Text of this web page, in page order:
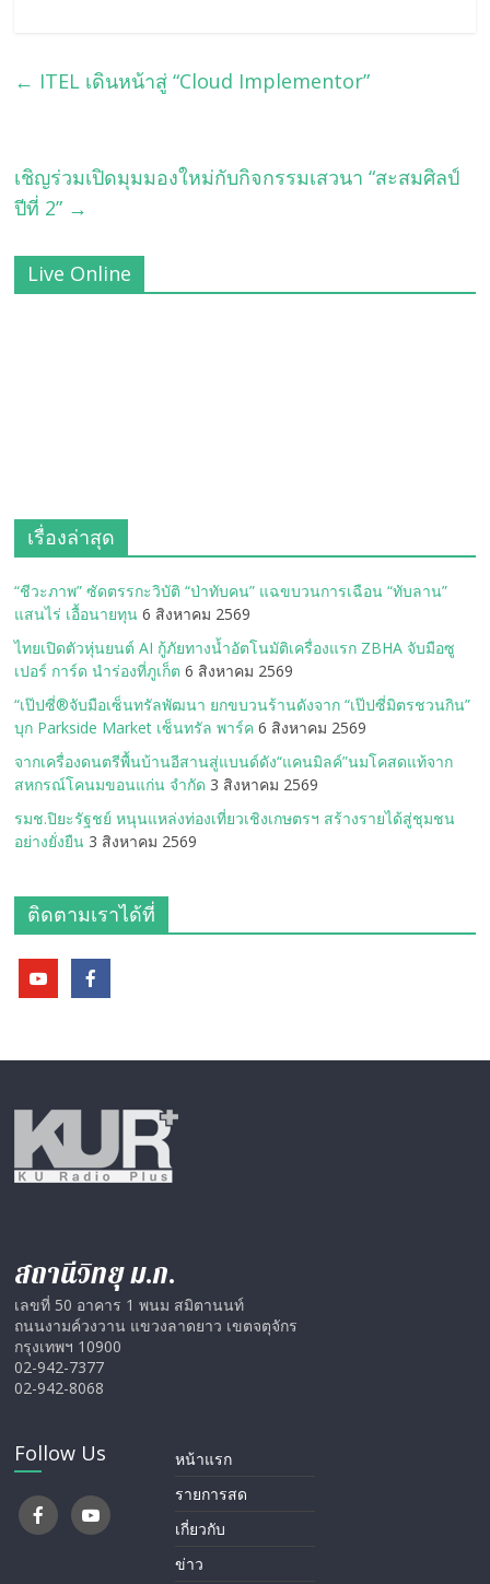
← ITEL เดินหน้าสู่ “Cloud Implementor”
เชิญร่วมเปิดมุมมองใหม่กับกิจกรรมเสวนา “สะสมศิลป์
ปีที่ 2” →
Live Online
เรื่องล่าสุด
“ชีวะภาพ” ซัดตรรกะวิบัติ “ป่าทับคน” แฉขบวนการเฉือน “ทับลาน”
แสนไร่ เอื้อนายทุน 6 สิงหาคม 2569
ไทยเปิดตัวหุ่นยนต์ AI กู้ภัยทางน้ำอัตโนมัติเครื่องแรก ZBHA จับมือซู
เปอร์ การ์ด นำร่องที่ภูเก็ต 6 สิงหาคม 2569
“เป๊ปซี่®จับมือเซ็นทรัลพัฒนา ยกขบวนร้านดังจาก “เป๊ปซี่มิตรชวนกิน”
บุก Parkside Market เซ็นทรัล พาร์ค 6 สิงหาคม 2569
จากเครื่องดนตรีพื้นบ้านอีสานสู่แบนด์ดัง“แคนมิลค์”นมโคสดแท้จาก
สหกรณ์โคนมขอนแก่น จำกัด 3 สิงหาคม 2569
รมช.ปิยะรัฐชย์ หนุนแหล่งท่องเที่ยวเชิงเกษตรฯ สร้างรายได้สู่ชุมชน
อย่างยั่งยืน 3 สิงหาคม 2569
ติดตามเราได้ที่
สถานีวิทยุ ม.ก.
เลขที่ 50 อาคาร 1 พนม สมิตานนท์
ถนนงามค์วงวาน แขวงลาดยาว เขตจตุจักร
กรุงเทพฯ 10900
02-942-7377
02-942-8068
Follow Us
หน้าแรก
รายการสด
เกี่ยวกับ
ข่าว